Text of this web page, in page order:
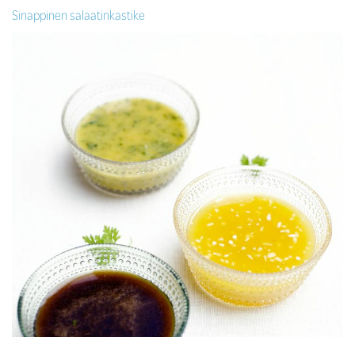
Sinappinen salaatinkastike